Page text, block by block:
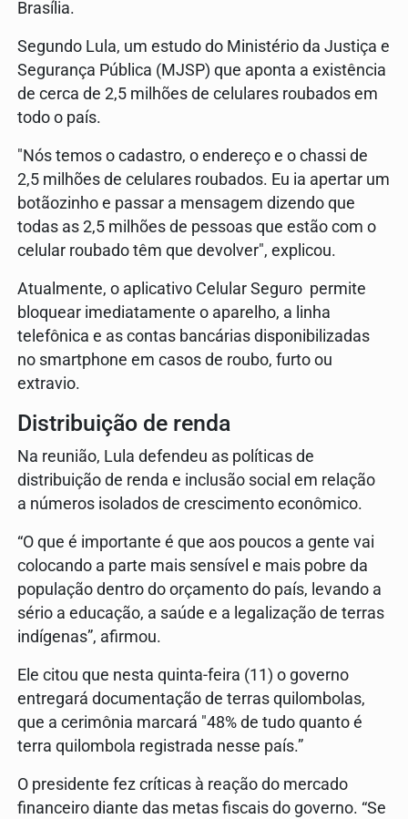
Brasília.
Segundo Lula, um estudo do Ministério da Justiça e
Segurança Pública (MJSP) que aponta a existência
de cerca de 2,5 milhões de celulares roubados em
todo o país.
"Nós temos o cadastro, o endereço e o chassi de
2,5 milhões de celulares roubados. Eu ia apertar um
botãozinho e passar a mensagem dizendo que
todas as 2,5 milhões de pessoas que estão com o
celular roubado têm que devolver", explicou.
Atualmente, o aplicativo Celular Seguro permite
bloquear imediatamente o aparelho, a linha
telefônica e as contas bancárias disponibilizadas
no smartphone em casos de roubo, furto ou
extravio.
Distribuição de renda
Na reunião, Lula defendeu as políticas de
distribuição de renda e inclusão social em relação
a números isolados de crescimento econômico.
“O que é importante é que aos poucos a gente vai
colocando a parte mais sensível e mais pobre da
população dentro do orçamento do país, levando a
sério a educação, a saúde e a legalização de terras
indígenas”, afirmou.
Ele citou que nesta quinta-feira (11) o governo
entregará documentação de terras quilombolas,
que a cerimônia marcará "48% de tudo quanto é
terra quilombola registrada nesse país.”
O presidente fez críticas à reação do mercado
financeiro diante das metas fiscais do governo. “Se